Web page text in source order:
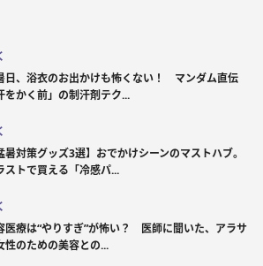
日、浴衣のお出かけも怖くない！ マンダム直伝
をかく前」の制汗剤テク...
暑対策グッズ3選】おでかけシーンのマストハブ。
ストで買える「冷感パ...
医療は“やりすぎ”が怖い？ 医師に聞いた、アラサ
性のための美容との...